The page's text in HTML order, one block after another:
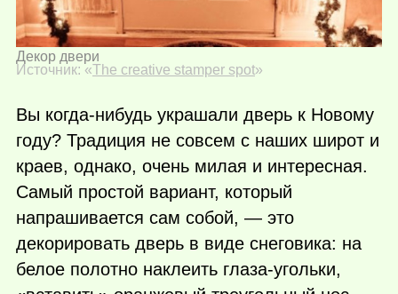
Декор двери
Источник: «The creative stamper spot»
Вы когда-нибудь украшали дверь к Новому
году? Традиция не совсем с наших широт и
краев, однако, очень милая и интересная.
Самый простой вариант, который
напрашивается сам собой, — это
декорировать дверь в виде снеговика: на
белое полотно наклеить глаза-угольки,